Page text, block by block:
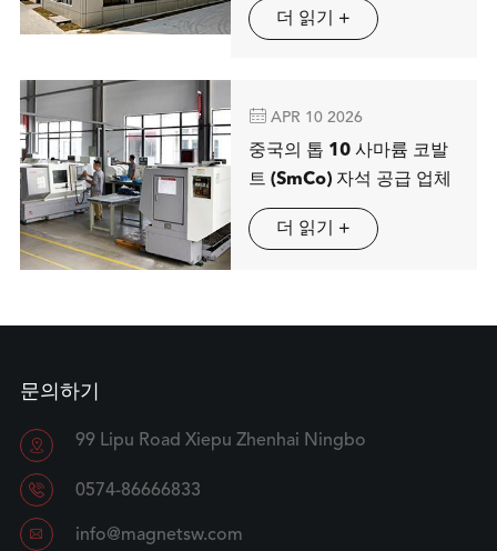
더 읽기 +
 APR 10 2026
중국의 톱 10 사마륨 코발
트 (SmCo) 자석 공급 업체
더 읽기 +
문의하기
 99 Lipu Road Xiepu Zhenhai Ningbo
 0574-86666833
 info@magnetsw.com